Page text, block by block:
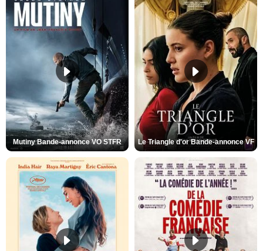
Mutiny Bande-annonce VO STFR Le Triangle d'or Bande-annonce VF